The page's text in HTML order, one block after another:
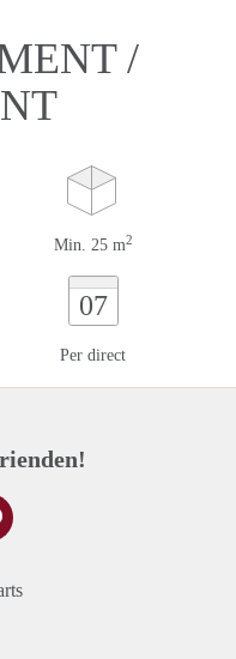
/
Min. 25 m2
07
Per direct